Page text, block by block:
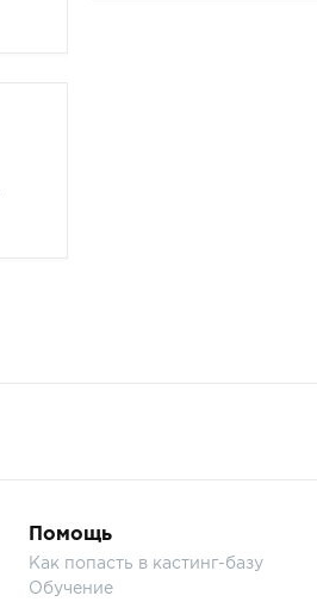
Помощь
Как попасть в кастинг-базу
Обучение